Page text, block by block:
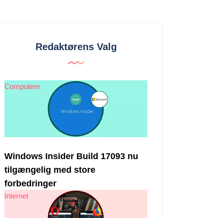
Redaktørens Valg
Computere
Windows Insider Build 17093 nu
tilgængelig med store
forbedringer
Internet